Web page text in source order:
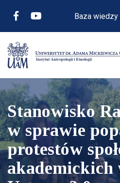
Baza wiedzy
Stanowisko
w sprawie
protestów
akademickich